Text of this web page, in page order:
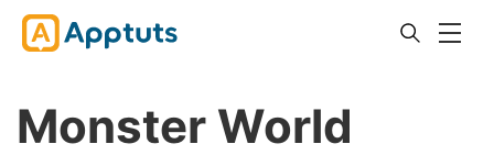
Monster World